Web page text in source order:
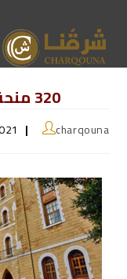
320 منحة دراسية لطلاب الـ AUB
charqouna